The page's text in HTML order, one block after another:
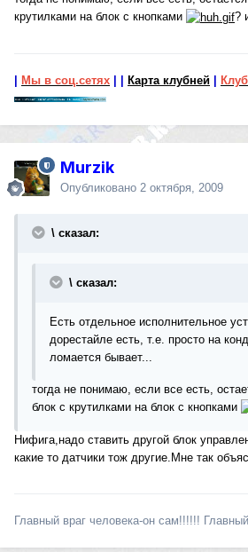
крутилками на блок с кнопками
?
Мы в соц.сетях Карта клубней
Murzik
Опубликовано 2 октября, 2009
\ сказал:
\ сказал:
Есть отдельное исполнительное
дорестайле есть, т.е. просто на
ломается бывает...
тогда не понимаю, если все есть,
блок с крутилками на блок с кнопками
Нифига,надо ставить другой блок
какие то датчики тож другие.Мне так
Главный враг человека-он сам!!!!!!